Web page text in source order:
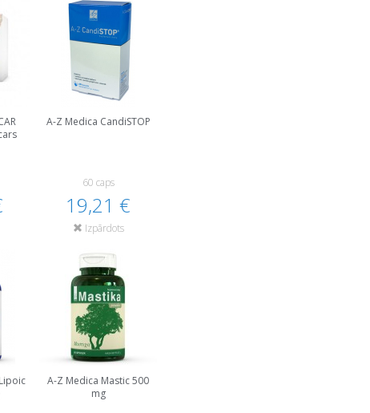
A-Z Medica CandiSTOP
60 caps
19,21 €
Izpārdots
A-Z Medica Mastic 500
mg